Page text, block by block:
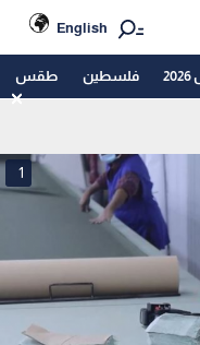
English
فلسطين طقس
1